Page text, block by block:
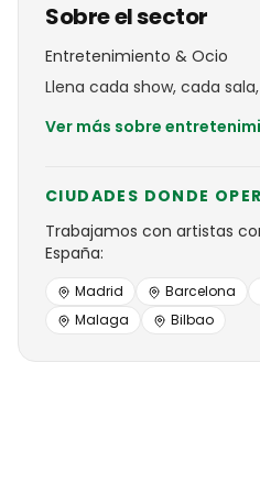
Sobre el sector
Entretenimiento & Ocio
Llena cada show, cada
Ver más sobre
CIUDADES DONDE
Trabajamos con artistas
España:
Madrid Barcelona
Malaga
Bilbao